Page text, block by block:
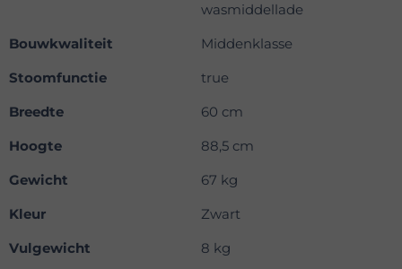
wasmiddellade
Bouwkwaliteit
Middenklasse
Stoomfunctie
true
Breedte
60 cm
Hoogte
88,5 cm
Gewicht
67 kg
Kleur
Zwart
Vulgewicht
8 kg